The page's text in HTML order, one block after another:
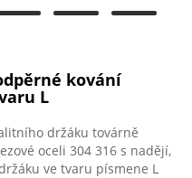
kování
L
držáku továrně
oceli 304 316 s nadějí,
ve tvaru písmene L